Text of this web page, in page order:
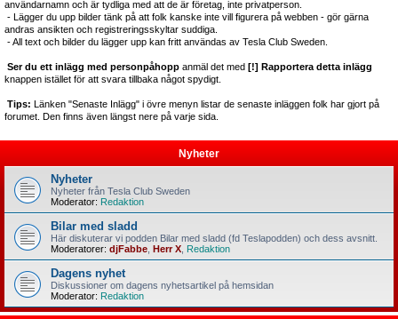
användarnamn och är tydliga med att de är företag, inte privatperson.
- Lägger du upp bilder tänk på att folk kanske inte vill figurera på webben - gör gärna
andras ansikten och registreringsskyltar suddiga.
- All text och bilder du lägger upp kan fritt användas av Tesla Club Sweden.
Ser du ett inlägg med personpåhopp anmäl det med [!] Rapportera detta inlägg
knappen istället för att svara tillbaka något spydigt.
Tips: Länken "Senaste Inlägg" i övre menyn listar de senaste inläggen folk har gjort på
forumet. Den finns även längst nere på varje sida.
Nyheter
Nyheter
Nyheter från Tesla Club Sweden
Moderator: Redaktion
Bilar med sladd
Här diskuterar vi podden Bilar med sladd (fd Teslapodden) och dess avsnitt.
Moderatorer: djFabbe Herr X Redaktion
Dagens nyhet
Diskussioner om dagens nyhetsartikel på hemsidan
Moderator: Redaktion